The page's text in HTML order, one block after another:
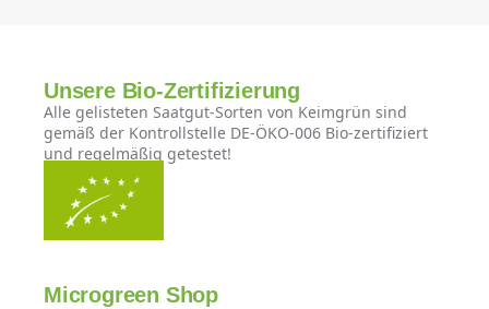
Unsere Bio-Zertifizierung
Alle gelisteten Saatgut-Sorten von Keimgrün sind
gemäß der Kontrollstelle DE-ÖKO-006 Bio-zertifiziert
und regelmäßig getestet!
Microgreen Shop